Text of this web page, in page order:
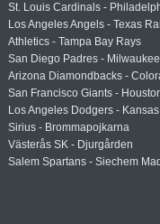
St. Louis Cardinals -
Los Angeles Angels - Texas
Athletics - Tampa Bay Rays
San Diego Padres -
Arizona Diamondbacks -
San Francisco Giants -
Los Angeles Dodgers -
Sirius - Brommapojkarna
Västerås SK - Djurgården
Salem Spartans - Siechem